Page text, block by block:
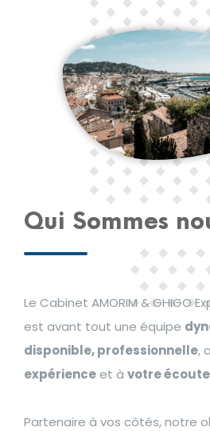
Qui Sommes
Le Cabinet AMORIM & GHIGO
est avant tout une équipe
disponible, professionnelle,
expérienceet à votre écoute
Partenaire à vos côtés, notre